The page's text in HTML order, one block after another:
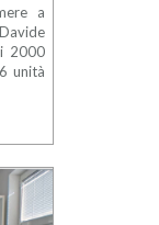
a
2000
unità